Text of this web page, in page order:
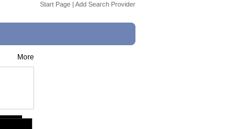
Start Page | Add Search Provider
More